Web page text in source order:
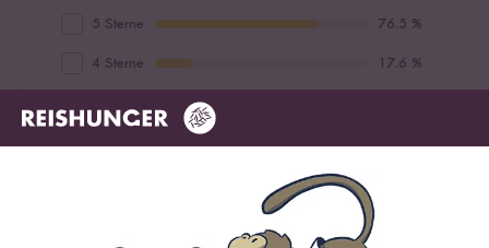
5 Sterne 76.5 %
4 Sterne 17.6 %